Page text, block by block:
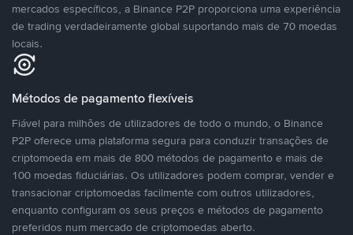
mercados específicos, a Binance P2P proporciona uma experiência
de trading verdadeiramente global suportando mais de 70 moedas
locais.
Métodos de pagamento flexíveis
Fiável para milhões de utilizadores de todo o mundo, o Binance
P2P oferece uma plataforma segura para conduzir transações de
criptomoeda em mais de 800 métodos de pagamento e mais de
100 moedas fiduciárias. Os utilizadores podem comprar, vender e
transacionar criptomoedas facilmente com outros utilizadores,
enquanto configuram os seus preços e métodos de pagamento
preferidos num mercado de criptomoedas aberto.